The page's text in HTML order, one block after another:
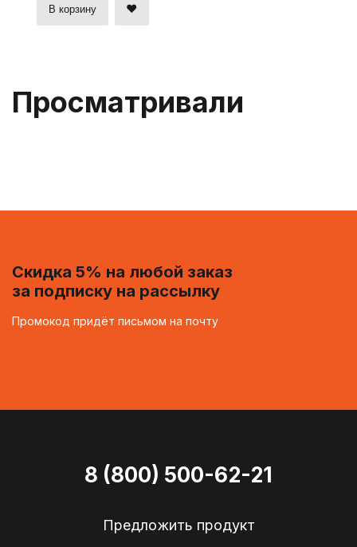
В корзину
Просматривали
Скидка 5% на любой заказ
за подписку на рассылку
Промокод придёт письмом на почту
8 (800) 500-62-21
Предложить продукт